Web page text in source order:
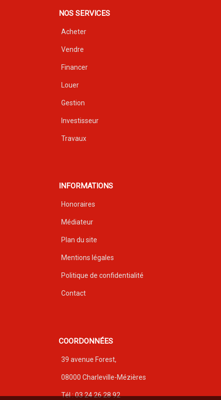
NOS SERVICES
Acheter
Vendre
Financer
Louer
Gestion
Investisseur
Travaux
INFORMATIONS
Honoraires
Médiateur
Plan du site
Mentions légales
Politique de confidentialité
Contact
COORDONNÉES
39 avenue Forest,
08000 Charleville-Mézières
Tél : 03 24 26 28 92